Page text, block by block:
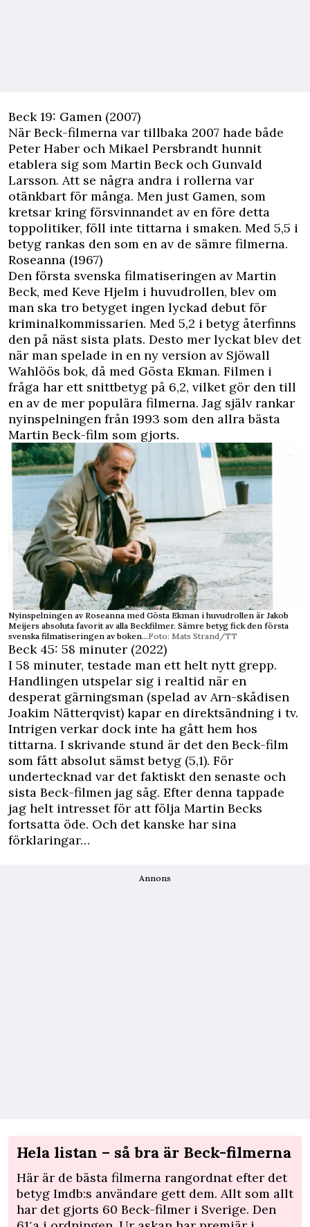
Beck 19: Gamen (2007)
När Beck-filmerna var tillbaka 2007 hade både
Peter Haber och Mikael Persbrandt hunnit
etablera sig som Martin Beck och Gunvald
Larsson. Att se några andra i rollerna var
otänkbart för många. Men just Gamen, som
kretsar kring försvinnandet av en före detta
toppolitiker, föll inte tittarna i smaken. Med 5,5 i
betyg rankas den som en av de sämre filmerna.
Roseanna (1967)
Den första svenska filmatiseringen av Martin
Beck, med Keve Hjelm i huvudrollen, blev om
man ska tro betyget ingen lyckad debut för
kriminalkommissarien. Med 5,2 i betyg återfinns
den på näst sista plats. Desto mer lyckat blev det
när man spelade in en ny version av Sjöwall
Wahlöös bok, då med Gösta Ekman. Filmen i
fråga har ett snittbetyg på 6,2, vilket gör den till
en av de mer populära filmerna. Jag själv rankar
nyinspelningen från 1993 som den allra bästa
Martin Beck-film som gjorts.
Nyinspelningen av Roseanna med Gösta Ekman i huvudrollen är Jakob
Meijers absoluta favorit av alla Beckfilmer. Sämre betyg fick den första
svenska filmatiseringen av boken...Foto: Mats Strand/TT
Beck 45: 58 minuter (2022)
I 58 minuter, testade man ett helt nytt grepp.
Handlingen utspelar sig i realtid när en
desperat gärningsman (spelad av Arn-skådisen
Joakim Nätterqvist) kapar en direktsändning i tv.
Intrigen verkar dock inte ha gått hem hos
tittarna. I skrivande stund är det den Beck-film
som fått absolut sämst betyg (5,1). För
undertecknad var det faktiskt den senaste och
sista Beck-filmen jag såg. Efter denna tappade
jag helt intresset för att följa Martin Becks
fortsatta öde. Och det kanske har sina
förklaringar…
Annons
Hela listan – så bra är Beck-filmerna
Här är de bästa filmerna rangordnat efter det
betyg Imdb:s användare gett dem. Allt som allt
har det gjorts 60 Beck-filmer i Sverige. Den